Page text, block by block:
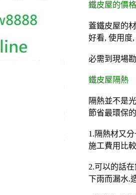
鐵皮屋的價格
蓋鐵皮屋的
好看, 使用度
必需到現場
鐵皮屋隔熱
隔熱並不是
節省最環保
1.隔熱材又
施工費用比
2.可以的話
下雨而漏水.